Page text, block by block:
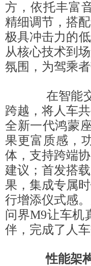
方，依托丰富
精细调节，搭
极具冲击力的
从核心技术到
氛围，为驾乘
在智能交
跨越，将人车
全新一代鸿蒙
果更富质感，
体，支持跨端
建议；首发搭
果，集成专属
行增添仪式感
问界M9让车机
伴，完成了人
性能架